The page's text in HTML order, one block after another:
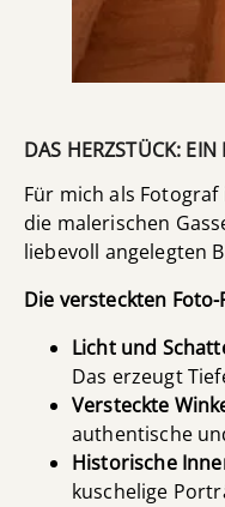
DAS HERZSTÜCK: EIN
Für mich als
die malerischen
liebevoll angelegten
Die versteckten
Licht und
Das erzeugt
Versteckte
authentische
Historische
kuschelige